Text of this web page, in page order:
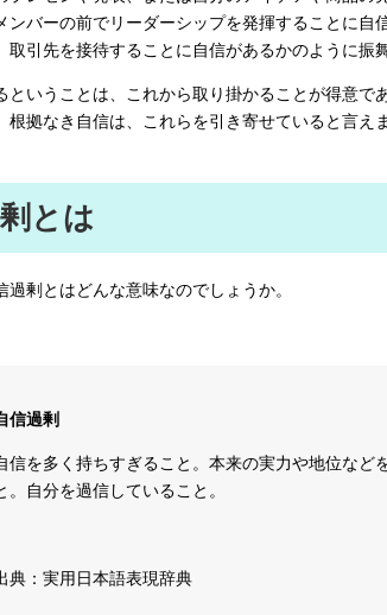
ンバーの前でリーダーシップを発揮することに
取引先を接待することに自信があるかのように振
ということは、これから取り掛かることが得意で
根拠なき自信は、これらを引き寄せていると言えま
とは
過剰とはどんな意味なのでしょうか。
信過剰
信を多く持ちすぎること。本来の実力や地位など
。自分を過信していること。
典：実用日本語表現辞典